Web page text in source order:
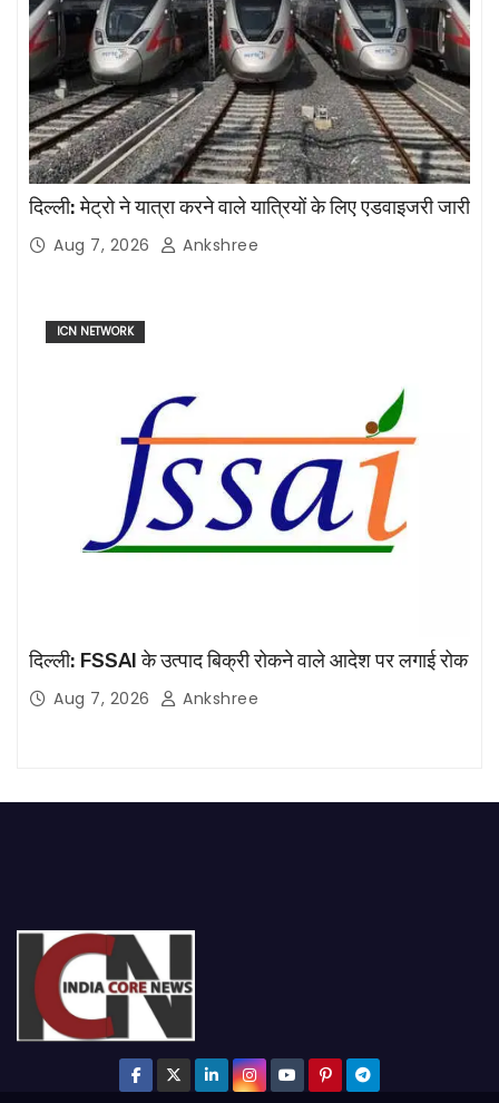
दिल्ली: मेट्रो ने यात्रा करने वाले यात्रियों के लिए एडवाइजरी जारी
Aug 7, 2026 Ankshree
ICN NETWORK
दिल्ली: FSSAI के उत्पाद बिक्री रोकने वाले आदेश पर लगाई रोक
Aug 7, 2026 Ankshree